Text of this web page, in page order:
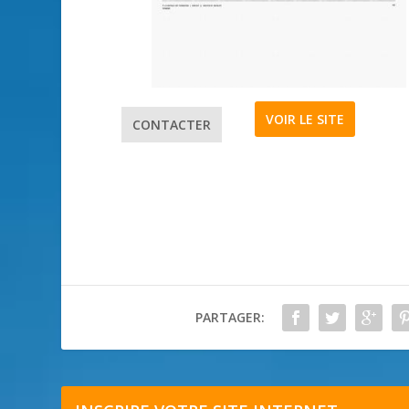
CONTACTER VOIR LE SITE
PARTAGER: